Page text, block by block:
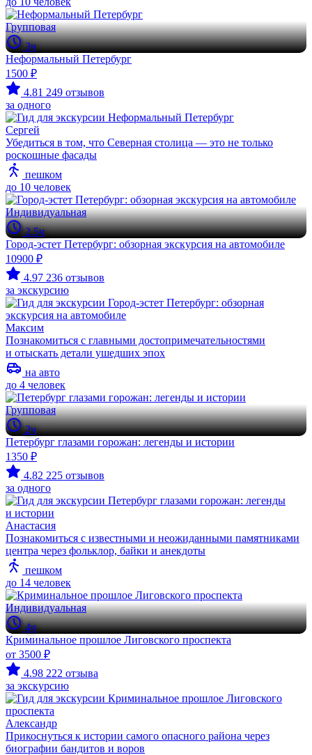
Групповая
3ч
Неформальный Петербург
1500 ₽
4.81 249 отзывов
за одного
Сергей
Убедиться в том, что Северная столица — это не только
роскошные фасады
пешком
до 10 человек
Индивидуальная
2.5ч
Город-эстет Петербург: обзорная экскурсия на автомобиле
10900 ₽
4.97 236 отзывов
за экскурсию
Максим
Познакомиться с главными достопримечательностями
и отыскать детали ушедших эпох
на авто
до 4 человек
Групповая
2ч
Петербург глазами горожан: легенды и истории
1350 ₽
4.82 225 отзывов
за одного
Анастасия
Познакомиться с известными и неожиданными памятниками
центра через фольклор, байки и анекдоты
пешком
до 14 человек
Индивидуальная
4ч
Криминальное прошлое Лиговского проспекта
от 3500 ₽
4.98 222 отзыва
за экскурсию
Александр
Прикоснуться к истории самого опасного района через
биографии бандитов и воров